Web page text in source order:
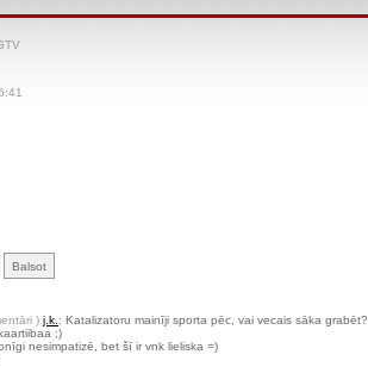
) j.k. : Katalizatoru mainīji sporta pēc, vai vecais sāka grabēt?
;)
nesimpatizē, bet šī ir vnk lieliska =)